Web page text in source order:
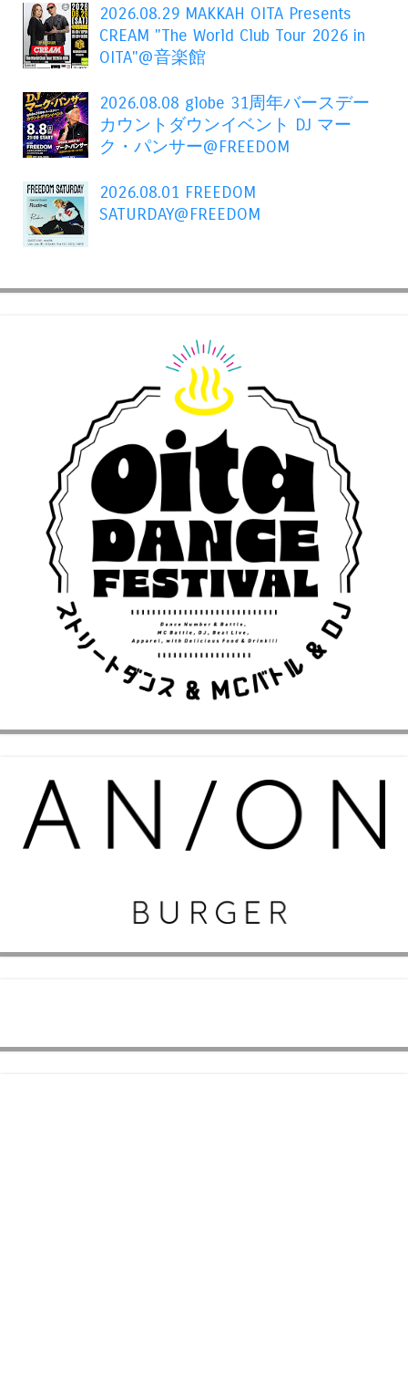
2026.08.29 MAKKAH OITA Presents
CREAM "The World Club Tour 2026 in
OITA"@音楽館
2026.08.08 globe 31周年バースデー
カウントダウンイベント DJ マー
ク・パンサー@FREEDOM
2026.08.01 FREEDOM
SATURDAY@FREEDOM